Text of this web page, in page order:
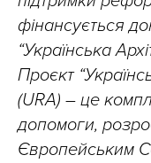
фінансується
“Українська
Проєкт
(URA) – це
допомоги,
Європейським